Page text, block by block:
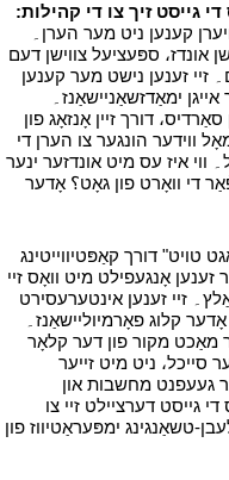
גייסט זיך צו די קהילות:
קענען ניט מער הערן۔
אונדז، ספּעציעל צווישן דעם
זיי זענען נישט מער קענען
ימאַדזשאַניישאַנז۔
דורך זיין אָנזאָג פון
ווידער הונגער צו הערן די
ווי איז עס מיט אונדזער ינער
די וואָרט פון גאָט؟ אָדער
טויט" דורך קאַפּטיווייטינג
זענען אָנגעפילט מיט וואָס זיי
זיי זענען אינטערעסירט
קלוג פאָרמיוליישאַנז۔
מאַכט מקור פון דער קלאָר
סייכל، ניט מיט זייער
געעפנט מחשבות און
גייסט דערציילט זיי צו
טשאַנגינג ימפּעראַטיווז פון